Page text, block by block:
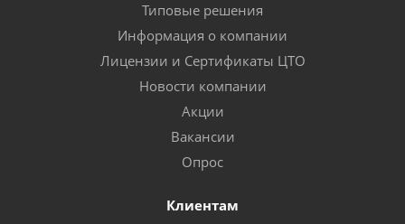
Типовые решения
Информация о компании
Лицензии и Сертификаты ЦТО
Новости компании
Акции
Вакансии
Опрос
Клиентам